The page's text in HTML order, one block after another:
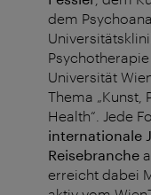
dem
Universität
Thema „Kunst,
Health“. Jede
internationale
Reisebranche
erreicht dabei